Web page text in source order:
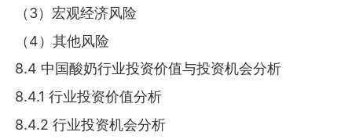
（3）宏观经济风险
（4）其他风险
8.4 中国酸奶行业投资价值与投资机会分析
8.4.1 行业投资价值分析
8.4.2 行业投资机会分析